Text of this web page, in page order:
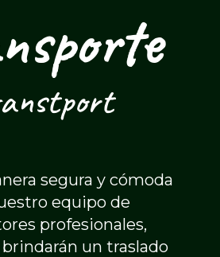
segura y cómoda
equipo de
profesionales,
un traslado